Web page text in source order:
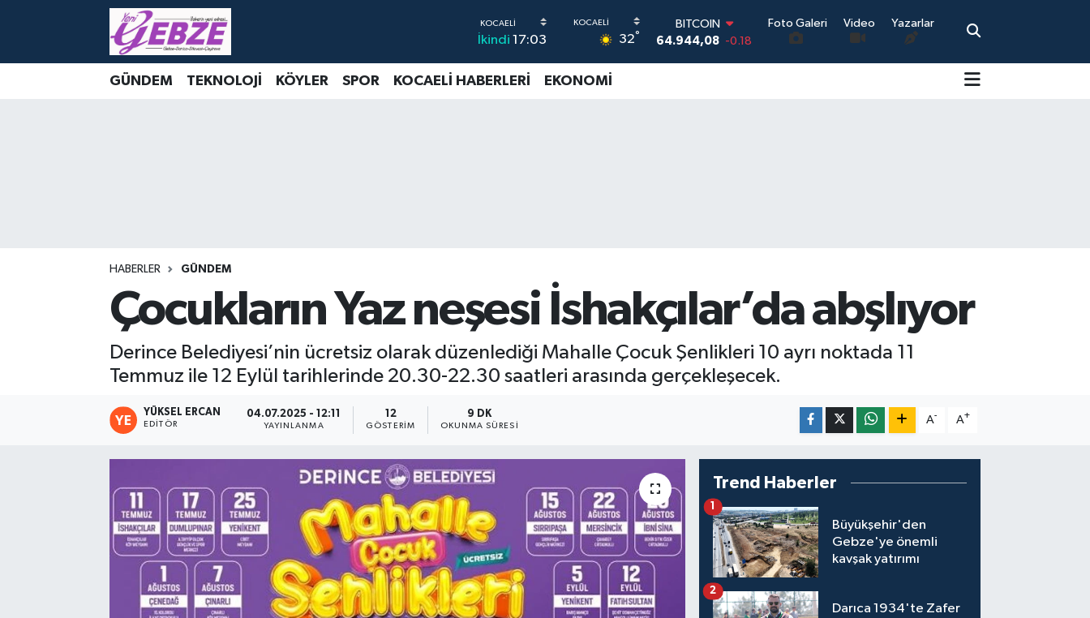
İkindi 17:03 32°
DOLAR
47,7436
0.18
Foto Galeri Video Yazarlar
GÜNDEM TEKNOLOJİ KÖYLER SPOR KOCAELİ HABERLERİ EKONOMİ
HABERLER GÜNDEM
Çocukların Yaz neşesi İshakçılar’da abşlıyor
Derince Belediyesi’nin ücretsiz olarak düzenlediği Mahalle Çocuk Şenlikleri 10 ayrı noktada 11
Temmuz ile 12 Eylül tarihlerinde 20.30-22.30 saatleri arasında gerçekleşecek.
YÜKSEL ERCAN
EDITÖR
04.07.2025 - 12:11
YAYINLANMA
12
GÖSTERIM
9 DK
OKUNMA SÜRESI
A- A+
Trend Haberler
Büyükşehir'den
Gebze'ye önemli
kavşak yatırımı
1
Darıca 1934'te Zafer
2
Nöbetçi Eczaneler
Tüm Manşetler
Son Dakika Haberleri
Haber Arşivi